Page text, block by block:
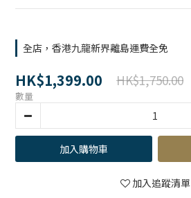
全店，香港九龍新界離島運費全免
HK$1,399.00 HK$1,750.00
數量
加入購物車
加入追蹤清單